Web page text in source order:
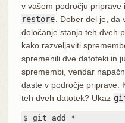
v vašem področju priprave
restore . Dober del je,
določanje stanja teh dveh
kako razveljaviti
spremenili dve datoteki in
spremembi, vendar
daste v področje priprave.
teh dveh datotek? Ukaz
$ git add *